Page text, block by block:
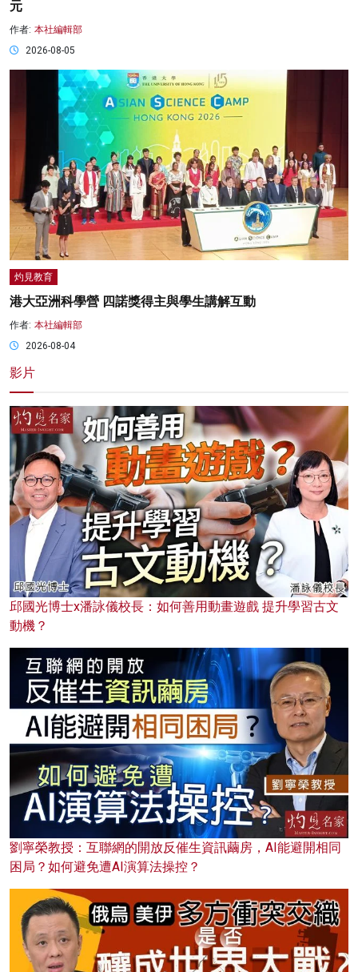
元
作者: 本社編輯部
2026-08-05
灼見教育
港大亞洲科學營 四諾獎得主與學生講解互動
作者: 本社編輯部
2026-08-04
影片
邱國光博士x潘詠儀校長：如何善用動畫遊戲 提升學習古文
動機？
劉寧榮教授：互聯網的開放反催生資訊繭房，AI能避開相同
困局？如何避免遭AI演算法操控？